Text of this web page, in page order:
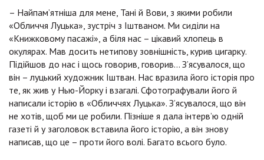
– Найпам’ятніша для мене, Тані й Вови, з якими робили
«Обличчя Луцька», зустріч з Іштваном. Ми сиділи на
«Книжковому пасажі», а біля нас – цікавий хлопець в
окулярах. Мав досить нетипову зовнішність, курив цигарку.
Підійшов до нас і щось говорив, говорив… З’ясувалося, що
він – луцький художник Іштван. Нас вразила його історія про
те, як жив у Нью-Йорку і взагалі. Сфотографували його й
написали історію в «Обличчях Луцька». З’ясувалося, що він
не хотів, щоб ми це робили. Пізніше я дала інтерв’ю одній
газеті й у заголовок вставила його історію, а він знову
написав, що це – проти його волі. Багато всього було.